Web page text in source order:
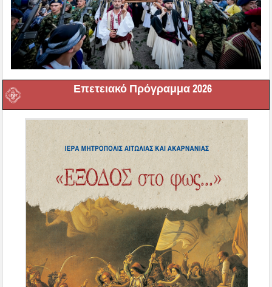
Επετειακό Πρόγραμμα 2026